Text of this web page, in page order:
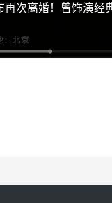
再次离婚！曾饰演经